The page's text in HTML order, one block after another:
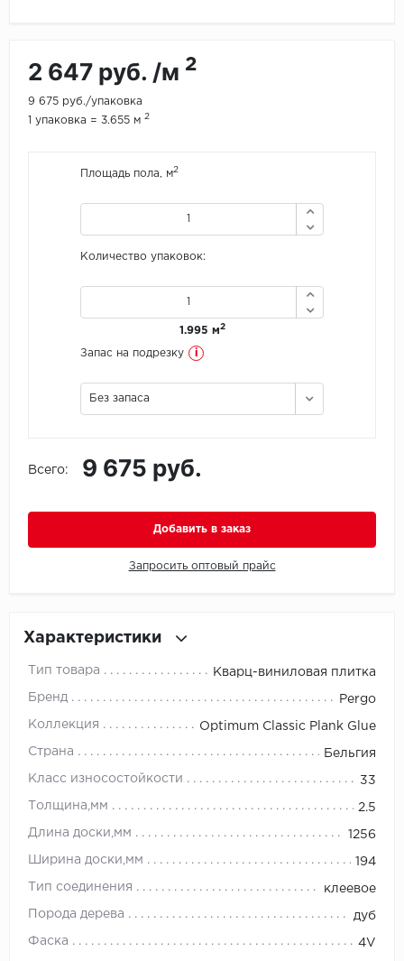
Juteks
Krono Xonic
Novafloor
2 647 руб. /м 2
9 675 руб./упаковка
1 упаковка = 3.655 м 2
Площадь пола, м2
Количество упаковок:
1.995 м2
Запас на подрезку i
Без запаса
Всего: 9 675 руб.
Добавить в заказ
Запросить оптовый прайс
Характеристики
Тип товара Кварц-виниловая плитка
Бренд Pergo
Коллекция Optimum Classic Plank Glue
Страна Бельгия
Класс износостойкости 33
Толщина,мм 2.5
Длина доски,мм 1256
Ширина доски,мм 194
Тип соединения клеевое
Порода дерева дуб
Фаска 4V